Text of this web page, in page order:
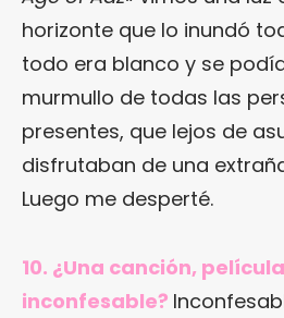
horizonte que lo inundó
todo era blanco y se
murmullo de todas las
presentes, que lejos de
disfrutaban de una
Luego me desperté.
10. ¿Una canción,
inconfesable?